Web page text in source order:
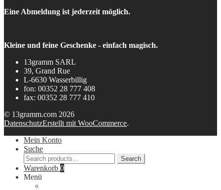
Eine Abmeldung ist jederzeit möglich.
Kleine und feine Geschenke - einfach magisch.
13gramm SARL
39, Grand Rue
L-6630 Wasserbillig
fon: 00352 28 777 408
fax: 00352 28 777 410
© 13gramm.com 2026
DatenschutzErstellt mit WooCommerce.
Mein Konto
Suche
Search
for:
Search
Warenkorb 0
Menü